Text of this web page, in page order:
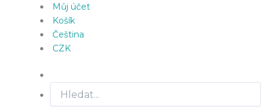
Můj účet
Košík
Čeština
CZK